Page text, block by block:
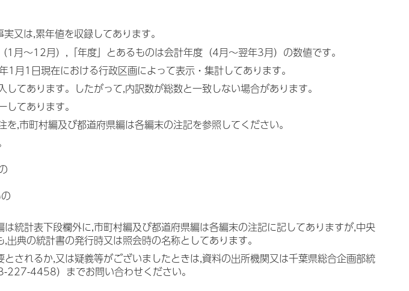
又は,累年値を収録してあります。
1月～12月）,「年度」とあるものは会計年度（4月～翌年3月）の数値です。
月1日現在における行政区画によって表示・集計してあります。
てあります。したがって,内訳数が総数と一致しない場合があります。
てあります。
,市町村編及び都道府県編は各編末の注記を参照してください。
統計表下段欄外に,市町村編及び都道府県編は各編末の注記に記してありますが,中央
典の統計書の発行時又は照会時の名称としてあります。
されるか,又は疑義等がございましたときは,資料の出所機関又は千葉県総合企画部統
4458）までお問い合わせください。